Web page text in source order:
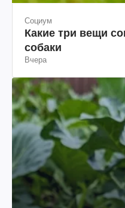
Социум
Какие три вещи
собаки
Вчера